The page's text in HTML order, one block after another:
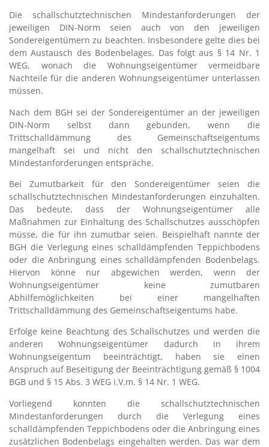
Die schallschutztechnischen Mindestanforderungen der
jeweiligen DIN-Norm seien auch von den jeweiligen
Sondereigentümern zu beachten. Insbesondere gelte dies bei
dem Austausch des Bodenbelages. Das folgt aus § 14 Nr. 1
WEG, wonach die Wohnungseigentümer vermeidbare
Nachteile für die anderen Wohnungseigentümer unterlassen
müssen.
Nach dem BGH sei der Sondereigentümer an der jeweiligen
DIN-Norm selbst dann gebunden, wenn die
Trittschalldämmung des Gemeinschaftseigentums
mangelhaft sei und nicht den schallschutztechnischen
Mindestanforderungen entspräche.
Bei Zumutbarkeit für den Sondereigentümer seien die
schallschutztechnischen Mindestanforderungen einzuhalten.
Das bedeute, dass der Wohnungseigentümer alle
Maßnahmen zur Einhaltung des Schallschutzes ausschöpfen
müsse, die für ihn zumutbar seien. Beispielhaft nannte der
BGH die Verlegung eines schalldämpfenden Teppichbodens
oder die Anbringung eines schalldämpfenden Bodenbelags.
Hiervon könne nur abgewichen werden, wenn der
Wohnungseigentümer keine zumutbaren
Abhilfemöglichkeiten bei einer mangelhaften
Trittschalldämmung des Gemeinschaftseigentums habe.
Erfolge keine Beachtung des Schallschutzes und werden die
anderen Wohnungseigentümer dadurch in ihrem
Wohnungseigentum beeinträchtigt, haben sie einen
Anspruch auf Beseitigung der Beeinträchtigung gemäß § 1004
BGB und § 15 Abs. 3 WEG i.V.m. § 14 Nr. 1 WEG.
Vorliegend konnten die schallschutztechnischen
Mindestanforderungen durch die Verlegung eines
schalldämpfenden Teppichbodens oder die Anbringung eines
zusätzlichen Bodenbelags eingehalten werden. Das war dem